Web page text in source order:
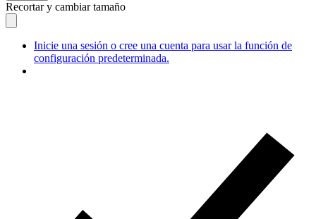
Recortar y cambiar tamaño
Inicie una sesión o cree una cuenta para usar la función de
configuración predeterminada.